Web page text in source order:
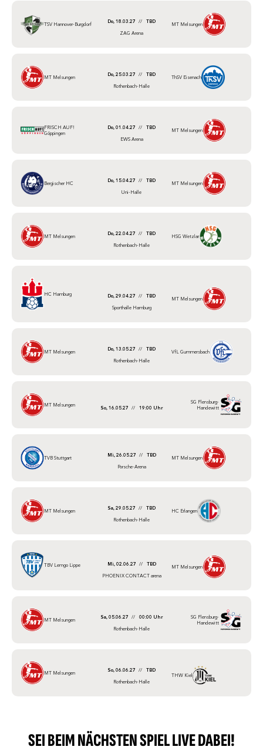
TSV Hannover-Burgdorf Do, 18.03.27 //
TBD
ZAG Arena
MT Melsungen
MT Melsungen Do, 25.03.27 //
TBD
Rothenbach-Halle
ThSV Eisenach
FRISCH AUF!
Göppingen
Do, 01.04.27 //
TBD
EWS Arena
MT Melsungen
Bergischer HC Do, 15.04.27 //
TBD
Uni-Halle
MT Melsungen
MT Melsungen Do, 22.04.27 //
TBD
Rothenbach-Halle
HSG Wetzlar
HC Hamburg Do, 29.04.27 //
TBD
Sporthalle Hamburg
MT Melsungen
MT Melsungen Do, 13.05.27 //
TBD
Rothenbach-Halle
VfL Gummersbach
MT Melsungen So, 16.05.27 // 19:00 Uhr
SG Flensburg-
Handewitt
TVB Stuttgart Mi, 26.05.27 //
TBD
Porsche-Arena
MT Melsungen
MT Melsungen Sa, 29.05.27 //
TBD
Rothenbach-Halle
HC Erlangen
TBV Lemgo Lippe Mi, 02.06.27 //
TBD
PHOENIX CONTACT arena
MT Melsungen
MT Melsungen Sa, 05.06.27 //
00:00 Uhr
Rothenbach-Halle
SG Flensburg-
Handewitt
MT Melsungen So, 06.06.27 //
TBD
Rothenbach-Halle
THW Kiel
SEI BEIM NÄCHSTEN SPIEL LIVE DABEI!